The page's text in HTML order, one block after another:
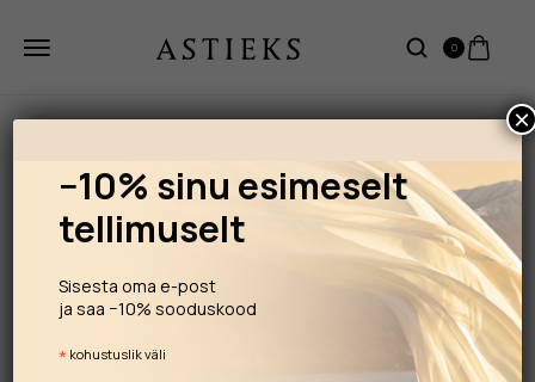
0
−10% sinu esimeselt
tellimuselt
Sisesta oma e-post
ja saa −10% sooduskood
* kohustuslik väli
×